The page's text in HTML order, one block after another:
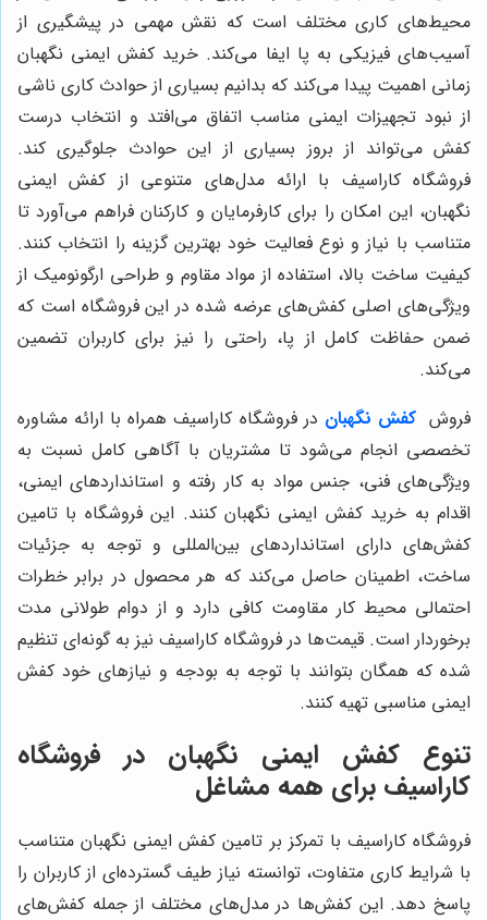
محیط‌های کاری مختلف است که نقش مهمی در پیشگیری از
آسیب‌های فیزیکی به پا ایفا می‌کند. خرید کفش ایمنی نگهبان
زمانی اهمیت پیدا می‌کند که بدانیم بسیاری از حوادث کاری ناشی
از نبود تجهیزات ایمنی مناسب اتفاق می‌افتد و انتخاب درست
کفش می‌تواند از بروز بسیاری از این حوادث جلوگیری کند.
فروشگاه کاراسیف با ارائه مدل‌های متنوعی از کفش ایمنی
نگهبان، این امکان را برای کارفرمایان و کارکنان فراهم می‌آورد تا
متناسب با نیاز و نوع فعالیت خود بهترین گزینه را انتخاب کنند.
کیفیت ساخت بالا، استفاده از مواد مقاوم و طراحی ارگونومیک از
ویژگی‌های اصلی کفش‌های عرضه شده در این فروشگاه است که
ضمن حفاظت کامل از پا، راحتی را نیز برای کاربران تضمین
می‌کند.
فروش کفش نگهبان در فروشگاه کاراسیف همراه با ارائه مشاوره
تخصصی انجام می‌شود تا مشتریان با آگاهی کامل نسبت به
ویژگی‌های فنی، جنس مواد به کار رفته و استانداردهای ایمنی،
اقدام به خرید کفش ایمنی نگهبان کنند. این فروشگاه با تامین
کفش‌های دارای استانداردهای بین‌المللی و توجه به جزئیات
ساخت، اطمینان حاصل می‌کند که هر محصول در برابر خطرات
احتمالی محیط کار مقاومت کافی دارد و از دوام طولانی مدت
برخوردار است. قیمت‌ها در فروشگاه کاراسیف نیز به گونه‌ای تنظیم
شده که همگان بتوانند با توجه به بودجه و نیازهای خود کفش
ایمنی مناسبی تهیه کنند.
تنوع کفش ایمنی نگهبان در فروشگاه
کاراسیف برای همه مشاغل
فروشگاه کاراسیف با تمرکز بر تامین کفش ایمنی نگهبان متناسب
با شرایط کاری متفاوت، توانسته نیاز طیف گسترده‌ای از کاربران را
پاسخ دهد. این کفش‌ها در مدل‌های مختلف از جمله کفش‌های